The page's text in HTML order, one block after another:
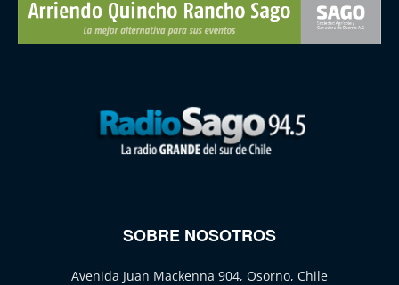
SOBRE NOSOTROS
Avenida Juan Mackenna 904, Osorno, Chile